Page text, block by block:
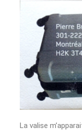
La valise